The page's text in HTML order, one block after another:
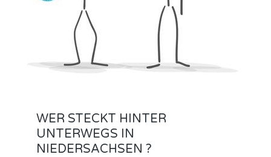
WER STECKT HINTER
UNTERWEGS IN
NIEDERSACHSEN ?